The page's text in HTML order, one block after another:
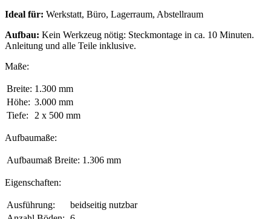
Ideal für: Werkstatt, Büro, Lagerraum, Abstellraum
Aufbau: Kein Werkzeug nötig: Steckmontage in ca. 10 Minuten.
Anleitung und alle Teile inklusive.
Maße:
Breite: 1.300 mm
Höhe: 3.000 mm
Tiefe:
2 x 500 mm
Aufbaumaße:
Aufbaumaß Breite: 1.306 mm
Eigenschaften:
Ausführung:
beidseitig nutzbar